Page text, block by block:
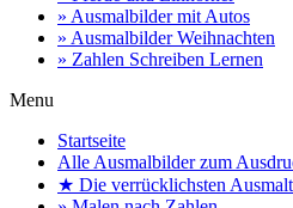
» Ausmalbilder mit Autos
» Ausmalbilder Weihnachten
» Zahlen Schreiben Lernen
Menu
Startseite
Alle Ausmalbilder zum
★ Die verrücklichsten